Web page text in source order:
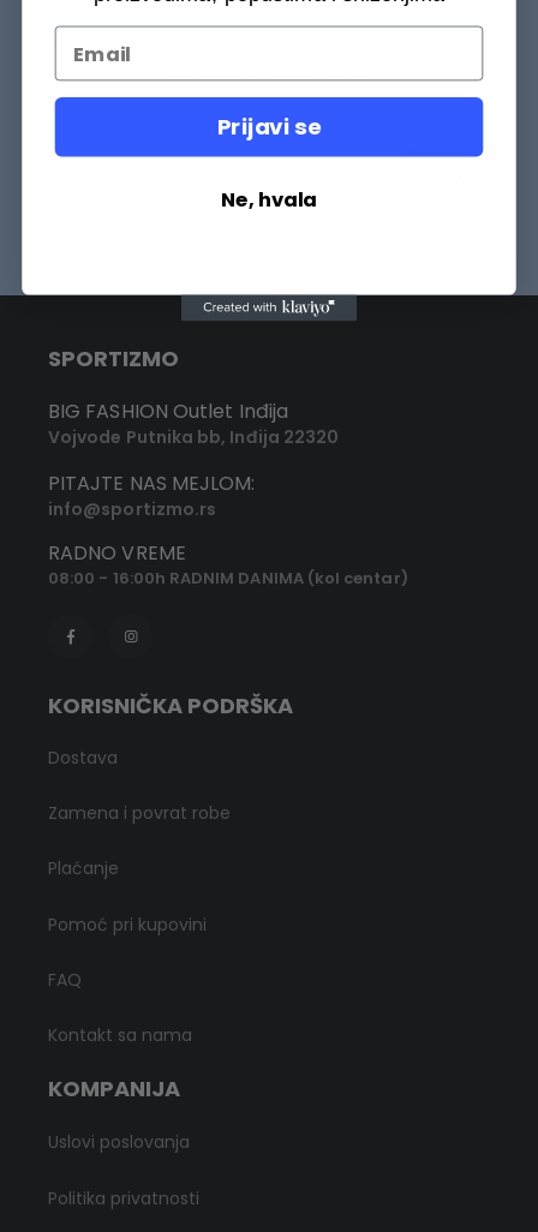
Budite među prvih 75000+ Sportizmovaca da saznate šta
SPORTIZMO
BIG FASHION Outlet Inđija
Vojvode Putnika bb, Inđija 22320
PITAJTE NAS MEJLOM:
info@sportizmo.rs
RADNO VREME
08:00 - 16:00h RADNIM DANIMA (kol centar)
KORISNIČKA PODRŠKA
Dostava
Zamena i povrat robe
Plaćanje
Pomoć pri kupovini
FAQ
Kontakt sa nama
KOMPANIJA
Uslovi poslovanja
Politika privatnosti
Prijavi se
Ne, hvala